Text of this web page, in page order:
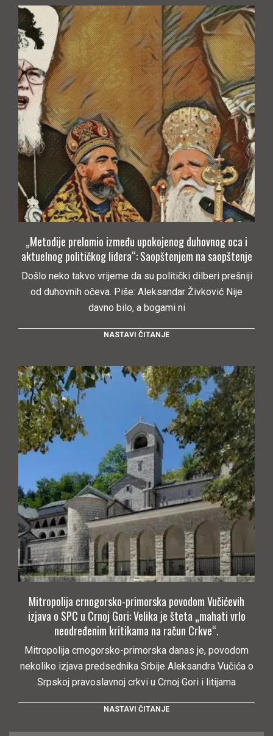
„Metodije prelomio između upokojenog duhovnog oca i
aktuelnog političkog lidera“: Saopštenjem na saopštenje
Došlo neko takvo vrijeme da su politički dilberi prešniji
od duhovnih očeva. Piše: Aleksandar Živković Nije
davno bilo, a bogami ni
NASTAVI ČITANJE
Mitropolija crnogorsko-primorska povodom Vučićevih
izjava o SPC u Crnoj Gori: Velika je šteta „mahati vrlo
neodređenim kritikama na račun Crkve“.
Mitropolija crnogorsko-primorska danas je, povodom
nekoliko izjava predsednika Srbije Aleksandra Vučića o
Srpskoj pravoslavnoj crkvi u Crnoj Gori i litijama
NASTAVI ČITANJE